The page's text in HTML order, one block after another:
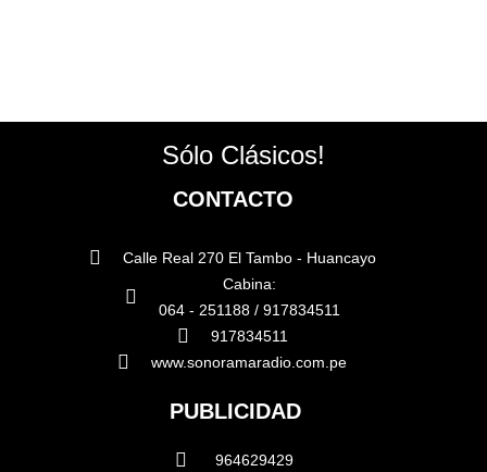
Sólo Clásicos!
CONTACTO
Calle Real 270 El Tambo - Huancayo
Cabina:
064 - 251188 / 917834511
917834511
www.sonoramaradio.com.pe
PUBLICIDAD
964629429